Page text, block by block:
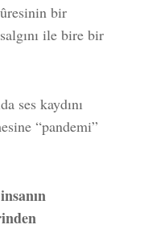
bir
ile bire bir
ses kaydını
“pandemi”